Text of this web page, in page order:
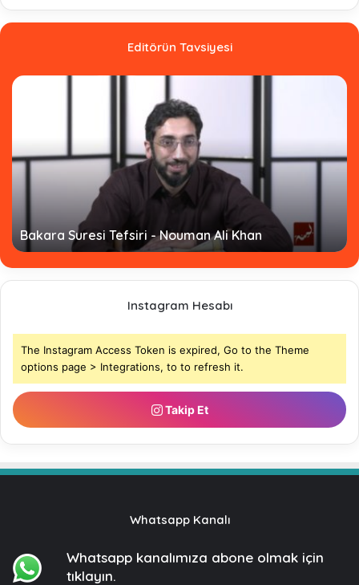
Editörün Tavsiyesi
Bakara Suresi Tefsiri - Nouman Ali Khan
Instagram Hesabı
The Instagram Access Token is expired, Go to the Theme
options page > Integrations, to to refresh it.
Takip Et
Whatsapp Kanalı
Whatsapp kanalımıza abone olmak için
tıklayın.